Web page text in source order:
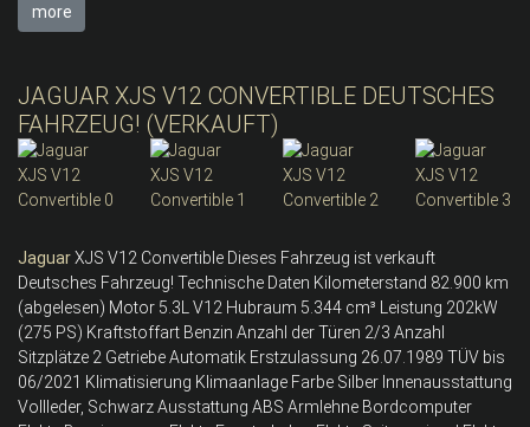
more
JAGUAR XJS V12 CONVERTIBLE DEUTSCHES
FAHRZEUG! (VERKAUFT)
JaguarXJS V12 Convertible Dieses Fahrzeug ist verkauft
Deutsches Fahrzeug! Technische Daten Kilometerstand 82.900 km
(abgelesen) Motor 5.3L V12 Hubraum 5.344 cm³ Leistung 202kW
(275 PS) Kraftstoffart Benzin Anzahl der Türen 2/3 Anzahl
Sitzplätze 2 Getriebe Automatik Erstzulassung 26.07.1989 TÜV bis
06/2021 Klimatisierung Klimaanlage Farbe Silber Innenausstattung
Vollleder, Schwarz Ausstattung ABS Armlehne Bordcomputer